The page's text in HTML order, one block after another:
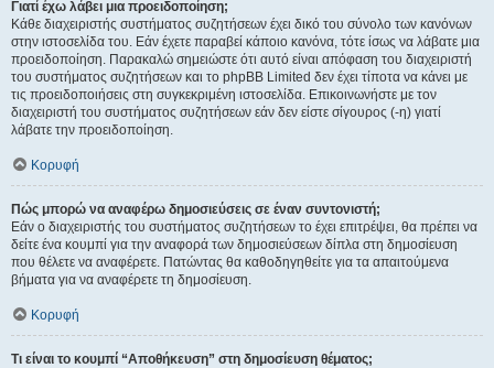
Γιατί έχω λάβει μια προειδοποίηση;
Κάθε διαχειριστής συστήματος συζητήσεων έχει δικό του σύνολο των κανόνων
στην ιστοσελίδα του. Εάν έχετε παραβεί κάποιο κανόνα, τότε ίσως να λάβατε μια
προειδοποίηση. Παρακαλώ σημειώστε ότι αυτό είναι απόφαση του διαχειριστή
του συστήματος συζητήσεων και το phpBB Limited δεν έχει τίποτα να κάνει με
τις προειδοποιήσεις στη συγκεκριμένη ιστοσελίδα. Επικοινωνήστε με τον
διαχειριστή του συστήματος συζητήσεων εάν δεν είστε σίγουρος (-η) γιατί
λάβατε την προειδοποίηση.
Κορυφή
Πώς μπορώ να αναφέρω δημοσιεύσεις σε έναν συντονιστή;
Εάν ο διαχειριστής του συστήματος συζητήσεων το έχει επιτρέψει, θα πρέπει να
δείτε ένα κουμπί για την αναφορά των δημοσιεύσεων δίπλα στη δημοσίευση
που θέλετε να αναφέρετε. Πατώντας θα καθοδηγηθείτε για τα απαιτούμενα
βήματα για να αναφέρετε τη δημοσίευση.
Κορυφή
Τι είναι το κουμπί “Αποθήκευση” στη δημοσίευση θέματος;